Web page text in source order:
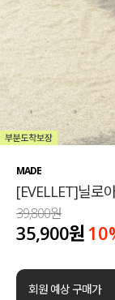
세트할인 ~30%
하객룩
살안타템
110사이즈
티셔츠
팬츠
셔츠
MADE
[EVELLET]닐로
39,800원
35,900원
회원 예상 구매가